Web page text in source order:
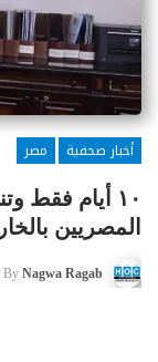
أخبار صحفية
مصر
١٠ أيام فقط
المصريين
By Nagwa Ragab